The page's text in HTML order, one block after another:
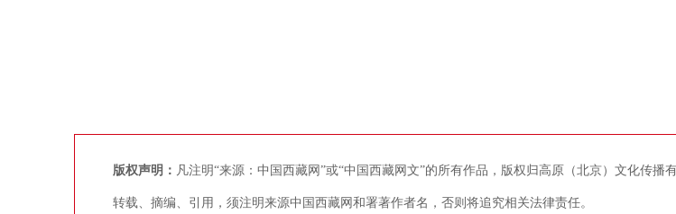
版权声明： 凡注明“来源：中国西藏网”或“中国西藏网文”的所有作品，版权归高原（北京）文化传播
转载、摘编、引用，须注明来源中国西藏网和署著作者名，否则将追究相关法律责任。